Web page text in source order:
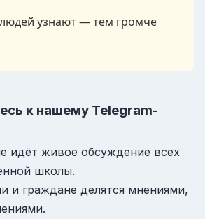
узнают — тем громче
к нашему Telegram-
идёт живое обсуждение всех
школы.
и граждане делятся мнениями,